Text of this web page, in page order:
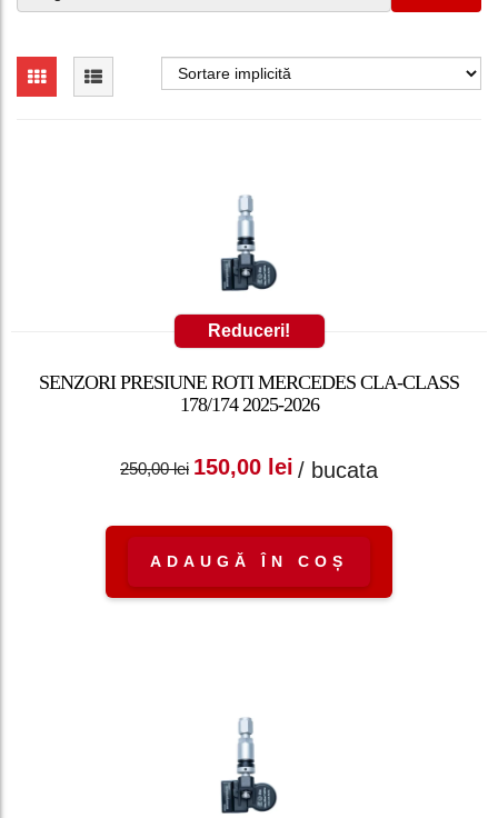
Reduceri!
SENZORI PRESIUNE ROTI MERCEDES CLA-CLASS
178/174 2025-2026
250,00lei
Prețul inițial a fost:
150,00 lei
Prețul curent
/ bucata
ADAUGĂ ÎN COȘ